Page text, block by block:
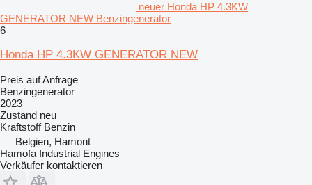
neuer Honda HP 4.3KW
GENERATOR NEW Benzingenerator
6
Honda HP 4.3KW GENERATOR NEW
Preis auf Anfrage
Benzingenerator
2023
Zustand neu
Kraftstoff Benzin
Belgien, Hamont
Hamofa Industrial Engines
Verkäufer kontaktieren